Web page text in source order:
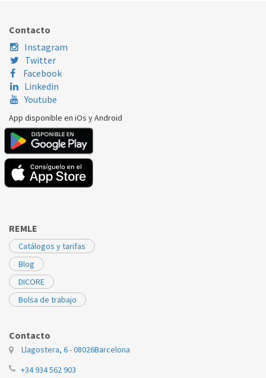
Contacto
Instagram
Twitter
Facebook
Linkedin
Youtube
App disponible en iOs y Android
REMLE
Catálogos y tarifas
Blog
DICORE
Bolsa de trabajo
Contacto
Llagostera, 6 - 08026Barcelona
+34 934 562 903